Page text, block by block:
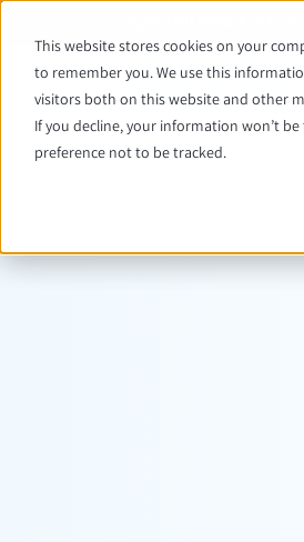
This website stores cookies on your
to remember you. We use this
visitors both on this website and other
If you decline, your information won’t
preference not to be tracked.